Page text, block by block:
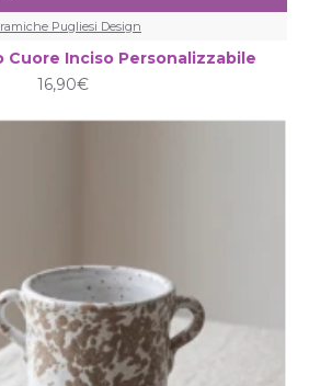
Pugliesi Design
Cuore Inciso Personalizzabile
16,90€